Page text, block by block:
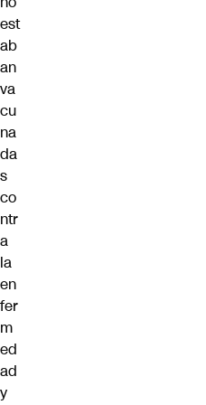
est
ab
an
va
cu
na
da
s
co
ntr
a
la
en
fer
m
ed
ad
y